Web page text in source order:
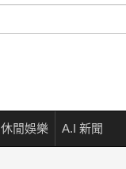
休閒娛樂 A.I 新聞